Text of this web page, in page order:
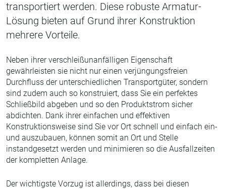
transportiert werden. Diese robuste Armatur-
Lösung bieten auf Grund ihrer Konstruktion
mehrere Vorteile.
Neben ihrer verschleißunanfälligen Eigenschaft
gewährleisten sie nicht nur einen verjüngungsfreien
Durchfluss der unterschiedlichen Transportgüter, sondern
sind zudem auch so konstruiert, dass Sie ein perfektes
Schließbild abgeben und so den Produktstrom sicher
abdichten. Dank ihrer einfachen und effektiven
Konstruktionsweise sind Sie vor Ort schnell und einfach ein-
und auszubauen, können somit an Ort und Stelle
instandgesetzt werden und minimieren so die Ausfallzeiten
der kompletten Anlage.
Der wichtigste Vorzug ist allerdings, dass bei diesen